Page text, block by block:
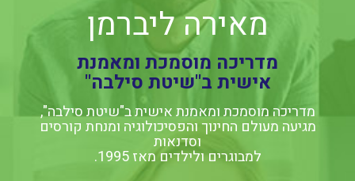
מאירה ליברמן
מדריכה מוסמכת ומאמנת
אישית ב"שיטת סילבה"
מדריכה מוסמכת ומאמנת אישית ב"שיטת סילבה",
מגיעה מעולם החינוך והפסיכולוגיה ומנחת קורסים
וסדנאות
למבוגרים ולילדים מאז 1995.